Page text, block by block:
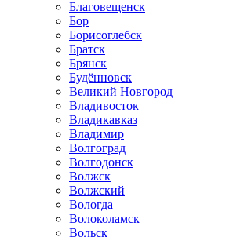
Благовещенск
Бор
Борисоглебск
Братск
Брянск
Будённовск
Великий Новгород
Владивосток
Владикавказ
Владимир
Волгоград
Волгодонск
Волжск
Волжский
Вологда
Волоколамск
Вольск